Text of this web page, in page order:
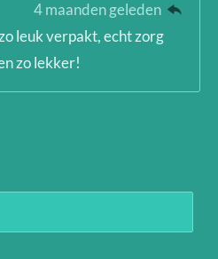
4 maanden geleden
leuk verpakt, echt zorg
zo lekker!